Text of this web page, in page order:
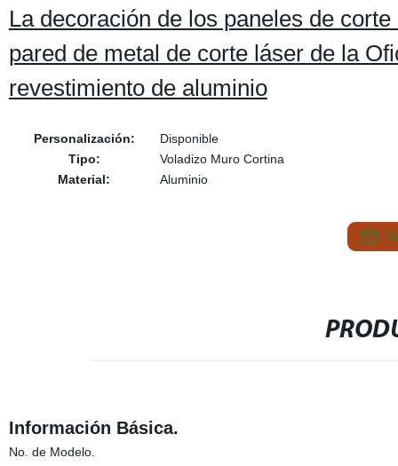
La decoración de los paneles de
pared de metal de corte láser de la
revestimiento de aluminio
Personalización:
Disponible
Tipo:
Voladizo Muro Cortina
Material:
Aluminio
Información Básica.
No. de Modelo.